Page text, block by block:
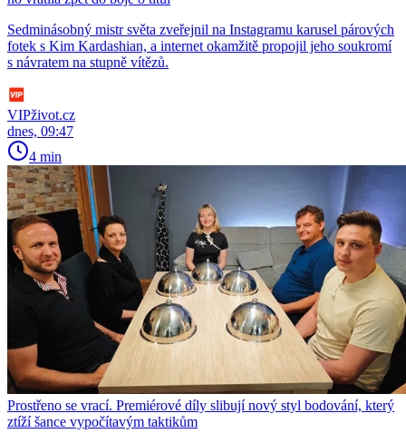
Sedminásobný mistr světa zveřejnil na Instagramu karusel párových
fotek s Kim Kardashian, a internet okamžitě propojil jeho soukromí
s návratem na stupně vítězů.
VIPživot.cz
dnes, 09:47
4 min
Prostřeno se vrací. Premiérové díly slibují nový styl bodování, který
ztíží šance vypočítavým taktikům